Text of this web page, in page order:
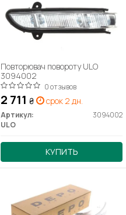
Повторювач повороту ULO
3094002
0 отзывов
2 711 ₴ срок 2 дн.
Артикул:
3094002
ULO
КУПИТЬ